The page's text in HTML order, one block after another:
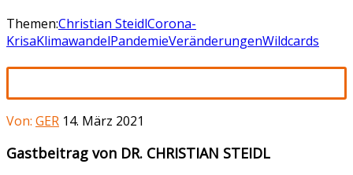
Themen:Christian SteidlCorona-
KrisaKlimawandelPandemieVeränderungenWildcards
Von: GER 14. März 2021
Gastbeitrag von DR. CHRISTIAN STEIDL